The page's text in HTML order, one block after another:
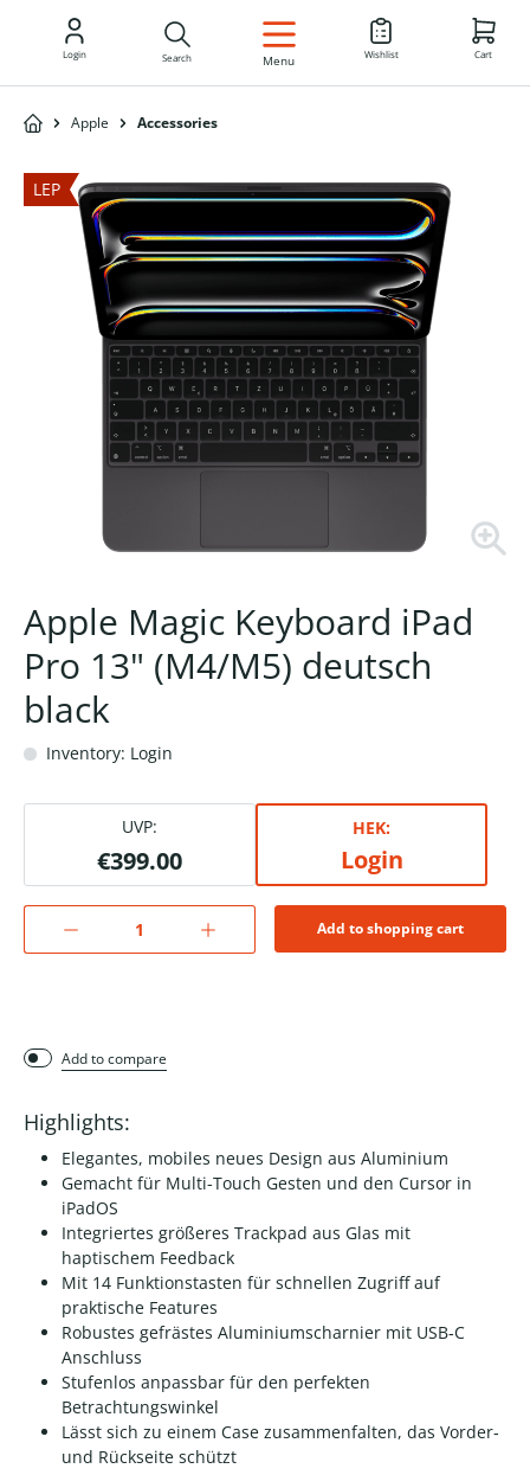
EN
Login Search Menu Wishlist Cart
Apple Accessories
LEP
Apple Magic Keyboard iPad
Pro 13" (M4/M5) deutsch
black
Inventory: Login
UVP:
€399.00
HEK:
Login
Add to shopping cart
Add to compare
Highlights:
Elegantes, mobiles neues Design aus Aluminium
Gemacht für Multi-Touch Gesten und den Cursor in
iPadOS
Integriertes größeres Trackpad aus Glas mit
haptischem Feedback
Mit 14 Funktionstasten für schnellen Zugriff auf
praktische Features
Robustes gefrästes Aluminiumscharnier mit USB‑C
Anschluss
Stufenlos anpassbar für den perfekten
Betrachtungswinkel
Lässt sich zu einem Case zusammenfalten, das Vorder‑
und Rückseite schützt